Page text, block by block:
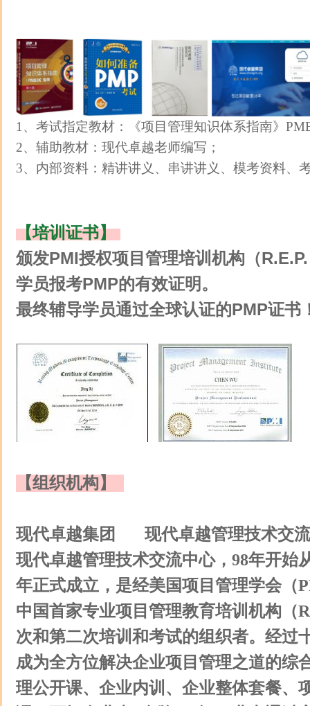
1、考试指定教材：《项目管理知识体系指南》
2、辅助教材：现代卓越老师编写；
3、内部资料：精讲讲义、串讲讲义、模考资料、
【培训证书】
颁发PMI授权项目管理培训机构（
学员报考PMP的有效证明。
最终辅导学员通过全球认证的PMP证
【组织机构】
现代卓越集团 现代卓越管理技术交
现代卓越管理技术交流中心，98年开始
年正式成立，是经美国项目管理学会（
中国首家专业项目管理教育培训机构（
次和第二次培训和考试的组织者。经过
成为全方位解决企业项目管理之道的综
理公开课、企业内训、企业整体套餐、